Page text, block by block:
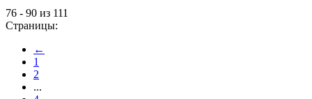
76 - 90 из 111
Страницы:
←
1
2
...